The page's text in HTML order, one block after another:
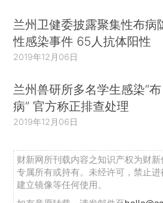
兰州卫健委披露聚集性布病
性感染事件 65人抗体阳性
2019年12月06日
兰州兽研所多名学生感染“布
病” 官方称正排查处理
2019年12月06日
财新网所刊载内容之知识产权为财
专属所有或持有。未经许可，禁止
建立镜像等任何使用。